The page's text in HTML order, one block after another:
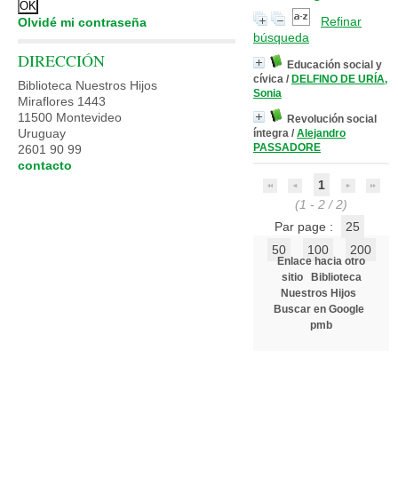
Refinar
búsqueda
Educación social y
cívica / DELFINO DE URÍA,
Sonia
Revolución social
íntegra / Alejandro
PASSADORE
1
(1 - 2 / 2)
Par page :
25
50
100 200
Enlace hacia otro
sitio
Biblioteca
Nuestros Hijos
Buscar en Google
pmb
Olvidé mi contraseña
DIRECCIÓN
Biblioteca Nuestros Hijos
Miraflores 1443
11500 Montevideo
Uruguay
2601 90 99
contacto